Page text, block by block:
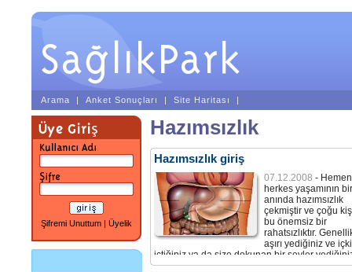
Arama | Anket Sonuçları | Site Haritası |
Şifremi Unuttum | Üyelik
Hazımsızlık
Hazımsızlık giriş
07.12.2008 - Hemen
herkes yaşamının bir
anında hazımsızlık
çekmiştir ve çoğu
bu önemsiz bir
rahatsızlıktır.
aşırı yediğiniz ve içki
içtiğiniz ya da size dokunan bir şeyler
zaman gelişir ve oldukça kısa sürede geçer.